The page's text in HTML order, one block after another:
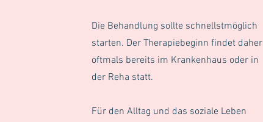
Die Behandlung sollte schnellstmöglich
starten. Der Therapiebeginn findet daher
oftmals bereits im Krankenhaus oder in
der Reha statt.
Für den Alltag und das soziale Leben